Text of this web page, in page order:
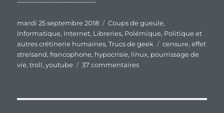
Publié
le
mardi 25 septembre 2018 Catégories
Coups de gueule,
Informatique, Internet, Libreries, Polémique, Politique et
autres crétinerie humaines,Trucs de geek Étiquettes
censure,effet
streisand,francophone, hypocrisie, linux, pourrissage de
vie,troll,youtube 37 commentairessur